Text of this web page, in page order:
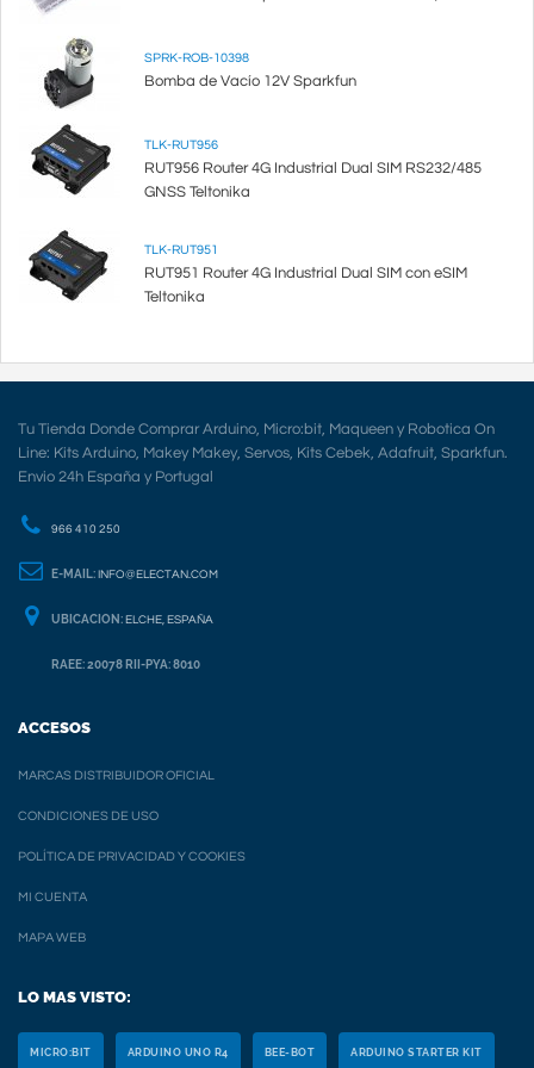
SPRK-ROB-10398
Bomba de Vacío 12V Sparkfun
TLK-RUT956
RUT956 Router 4G Industrial Dual SIM RS232/485
GNSS Teltonika
TLK-RUT951
RUT951 Router 4G Industrial Dual SIM con eSIM
Teltonika
Tu Tienda Donde Comprar Arduino, Micro:bit, Maqueen y Robotica On
Line: Kits Arduino, Makey Makey, Servos, Kits Cebek, Adafruit, Sparkfun.
Envio 24h España y Portugal
966 410 250
E-MAIL: INFO@ELECTAN.COM
UBICACION: ELCHE, ESPAÑA
RAEE: 20078 RII-PYA: 8010
ACCESOS
MARCAS DISTRIBUIDOR OFICIAL
CONDICIONES DE USO
POLÍTICA DE PRIVACIDAD Y COOKIES
MI CUENTA
MAPA WEB
LO MAS VISTO:
MICRO:BIT ARDUINO UNO R4 BEE-BOT ARDUINO STARTER KIT